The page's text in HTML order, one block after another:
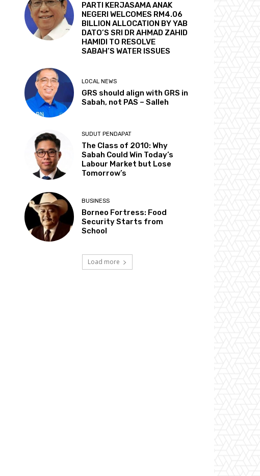
PARTI KERJASAMA ANAK
NEGERI WELCOMES RM4.06
BILLION ALLOCATION BY YAB
DATO’S SRI DR AHMAD ZAHID
HAMIDI TO RESOLVE
SABAH’S WATER ISSUES
LOCAL NEWS
GRS should align with GRS in
Sabah, not PAS – Salleh
SUDUT PENDAPAT
The Class of 2010: Why
Sabah Could Win Today’s
Labour Market but Lose
Tomorrow’s
BUSINESS
Borneo Fortress: Food
Security Starts from
School
Load more